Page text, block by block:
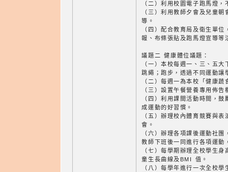
（二）利用校園電子跑馬燈，
（三）利用教師夕會及兒童
導。
（四）配合教育局及衛生單
報、布條張貼及跑馬燈宣導等
議題二 健康體位議題：
（一）本校每週一、三、五
跳繩；跑步，透過不同運動讓
（二）每週一為本校「健康
（三）設置午餐營養專用佈
（四）利用課間活動時間，
成運動的好習慣。
（五）辦理校內體育競賽與
會。
（六）辦理各項課後運動社
教師下班後一同進行各項運動
（七）每學期辦理全校學生
童生長曲線及BMI 值。
（八）每學年進行一次全校